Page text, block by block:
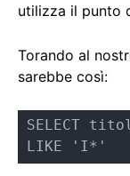
utilizza il punto
Torando al
sarebbe così:
SELECT
LIKE 'I*'